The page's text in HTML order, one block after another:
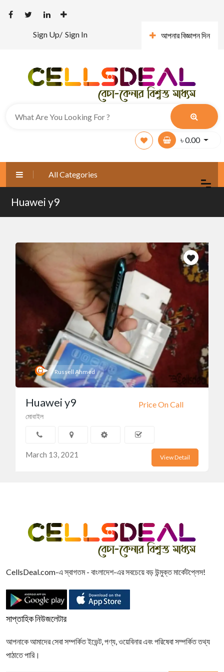
Sign Up/ Sign In আপনার বিজ্ঞাপন দিন
৳0.00
All Categories
Huawei y9
Russell Ahmed
Price On Call
Huawei y9
মোবাইল
March 13, 2021 View Detail
CellsDeal.com-এ স্বাগতম - বাংলাদেশ-এর সবচেয়ে বড় উন্মুক্ত মার্কেটপ্লেস!
সাপ্তাহিক নিউজলেটার
আপনাকে আমাদের সেবা সম্পর্কিত ইভেন্ট, পণ্য, ওয়েবিনার এবং পরিষেবা সম্পর্কিত তথ্য
পাঠাতে পারি।